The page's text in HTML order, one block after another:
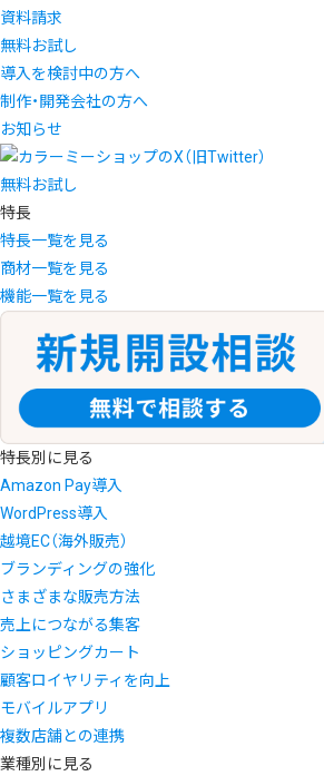
資料請求
無料お試し
導入を検討中の方へ
制作・開発会社の方へ
お知らせ
無料お試し
特長
特長一覧を見る
商材一覧を見る
機能一覧を見る
特長別に見る
Amazon Pay導入
WordPress導入
越境EC（海外販売）
ブランディングの強化
さまざまな販売方法
売上につながる集客
ショッピングカート
顧客ロイヤリティを向上
モバイルアプリ
複数店舗との連携
業種別に見る